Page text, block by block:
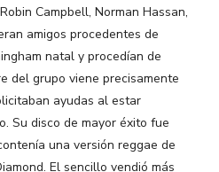
Campbell, Norman Hassan,
amigos procedentes de
natal y procedían de
del grupo viene precisamente
ayudas al estar
Su disco de mayor éxito fue
una versión reggae de
El sencillo vendió más